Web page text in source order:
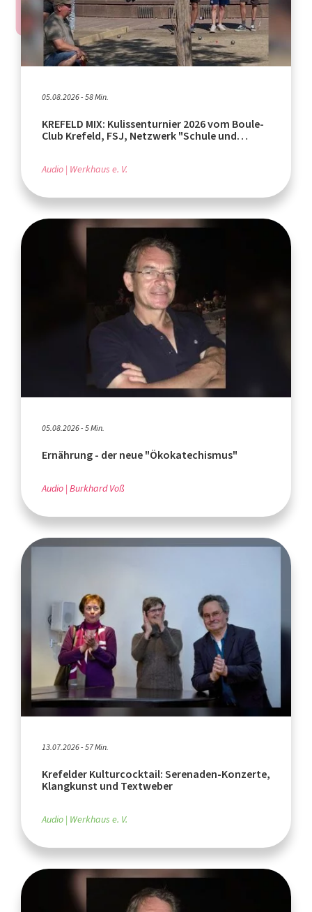
05.08.2026 - 58 Min.
KREFELD MIX: Kulissenturnier 2026 vom Boule-
Club Krefeld, FSJ, Netzwerk "Schule und
Audio Werkhaus e. V.
05.08.2026 - 5 Min.
Ernährung - der neue "Ökokatechismus"
Audio Burkhard Voß
13.07.2026 - 57 Min.
Krefelder Kulturcocktail: Serenaden-Konzerte,
Klangkunst und Textweber
Audio Werkhaus e. V.